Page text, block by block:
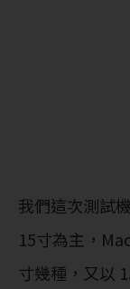
我們這次測試
15寸為主，
寸幾種，又以